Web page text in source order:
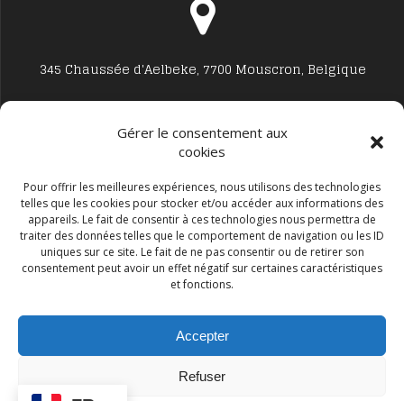
Gérer le consentement aux
cookies
Pour offrir les meilleures expériences, nous utilisons des technologies
telles que les cookies pour stocker et/ou accéder aux informations des
appareils. Le fait de consentir à ces technologies nous permettra de
traiter des données telles que le comportement de navigation ou les ID
uniques sur ce site. Le fait de ne pas consentir ou de retirer son
consentement peut avoir un effet négatif sur certaines caractéristiques
et fonctions.
Accepter
Refuser
345 Chaussée d'Aelbeke, 7700 Mouscron, Belgique
Studio7700@live.be